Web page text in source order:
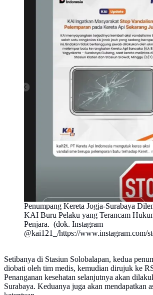
Penumpang Kereta Jogja-Surabaya
KAI Buru Pelaku yang Terancam
Penjara. (dok. Instagram
@kai121_/https://www.instagram.com/
Setibanya di Stasiun Solobalapan, kedua
diobati oleh tim medis, kemudian dirujuk ke
Penanganan kesehatan selanjutnya akan
Surabaya. Keduanya juga akan mendapatkan